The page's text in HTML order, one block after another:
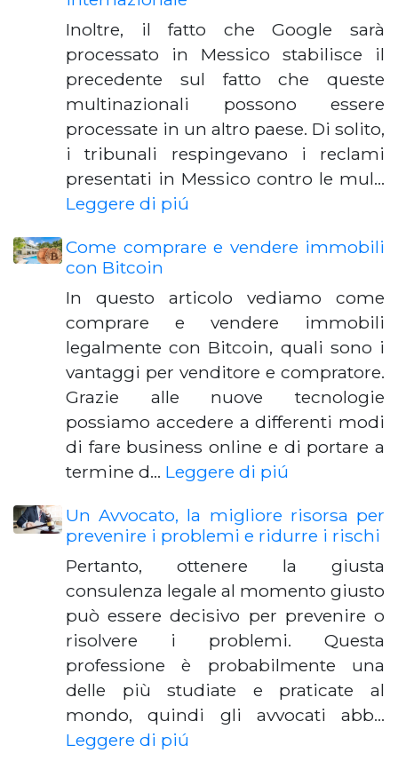
Inoltre, il fatto che Google sarà
processato in Messico stabilisce il
precedente sul fatto che queste
multinazionali possono essere
processate in un altro paese. Di solito,
i tribunali respingevano i reclami
presentati in Messico contro le mul…
Leggere di piú
Come comprare e vendere immobili
con Bitcoin
In questo articolo vediamo come
comprare e vendere immobili
legalmente con Bitcoin, quali sono i
vantaggi per venditore e compratore.
Grazie alle nuove tecnologie
possiamo accedere a differenti modi
di fare business online e di portare a
termine d… Leggere di piú
Un Avvocato, la migliore risorsa per
prevenire i problemi e ridurre i rischi
Pertanto, ottenere la giusta
consulenza legale al momento giusto
può essere decisivo per prevenire o
risolvere i problemi. Questa
professione è probabilmente una
delle più studiate e praticate al
mondo, quindi gli avvocati abb…
Leggere di piú